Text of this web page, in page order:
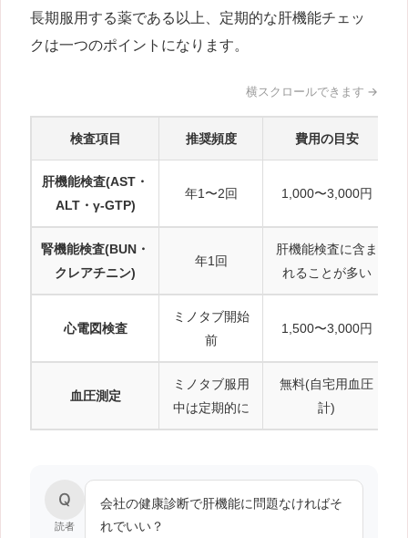
長期服用する薬である以上、定期的な肝機能チェッ
クは一つのポイントになります。
検査項目 推奨頻度 費用の目安
肝機能検査(AST・
ALT・γ-GTP)
年1〜2回 1,000〜3,000円
腎機能検査(BUN・
クレアチニン)
年1回
肝機能検査に含ま
れることが多い
心電図検査
ミノタブ開始
前
1,500〜3,000円
血圧測定
ミノタブ服用
中は定期的に
無料(自宅用血圧
計)
Q
読者
会社の健康診断で肝機能に問題なければそ
れでいい？